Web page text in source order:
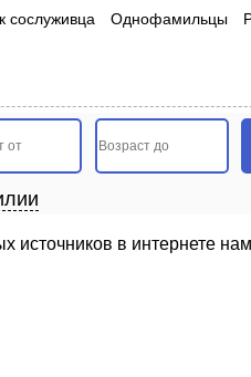
сослуживца Однофамильцы
в интернете